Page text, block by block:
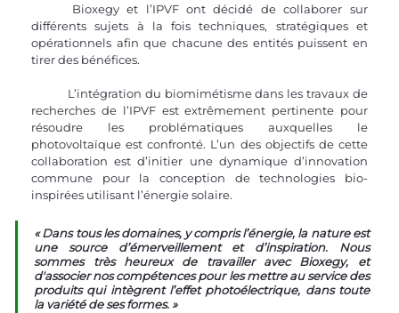
différents sujets à la fois techniques, stratégiques et
opérationnels afin que chacune des entités puissent en
tirer des bénéfices.
recherches de l’IPVF est extrêmement pertinente pour
résoudre les problématiques auxquelles le
photovoltaïque est confronté. L’un des objectifs de cette
collaboration est d’initier une dynamique d’innovation
commune pour la conception de technologies bio-
inspirées utilisant l’énergie solaire.
« Dans tous les domaines, y compris l’énergie, la nature est
une source d’émerveillement et d’inspiration. Nous
sommes très heureux de travailler avec Bioxegy, et
d'associer nos compétences pour les mettre au service des
produits qui intègrent l’effet photoélectrique, dans toute
la variété de ses formes. »